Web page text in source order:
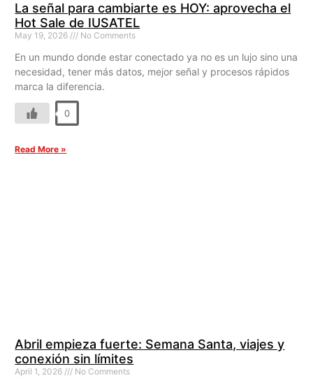
La señal para cambiarte es HOY: aprovecha el
Hot Sale de IUSATEL
May 19, 2026 No Comments
En un mundo donde estar conectado ya no es un lujo sino una
necesidad, tener más datos, mejor señal y procesos rápidos
marca la diferencia.
0
Read More »
Abril empieza fuerte: Semana Santa, viajes y
conexión sin límites
April 1, 2026 No Comments